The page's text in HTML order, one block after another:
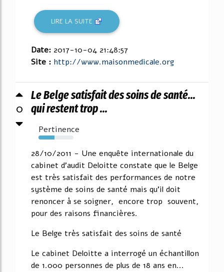
LIRE LA SUITE
Date: 2017-10-04 21:48:57
Site : http://www.maisonmedicale.org
0
Le Belge satisfait des soins de santé...
qui restent trop ...
Pertinence
46%
28/10/2011 - Une enquête internationale du
cabinet d'audit Deloitte constate que le Belge
est très satisfait des performances de notre
système de soins de santé mais qu'il doit
renoncer à se soigner, encore trop souvent,
pour des raisons financières.
Le Belge très satisfait des soins de santé
Le cabinet Deloitte a interrogé un échantillon
de 1.000 personnes de plus de 18 ans en...